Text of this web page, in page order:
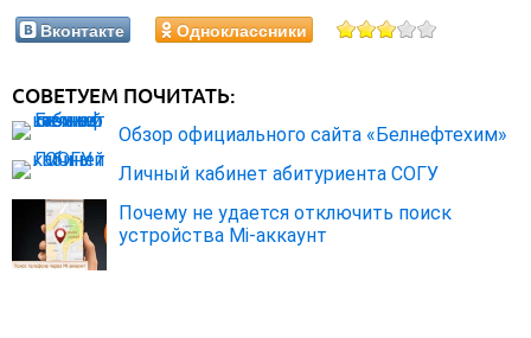
Вконтакте Одноклассники
СОВЕТУЕМ ПОЧИТАТЬ:
Обзор официального сайта «Белнефтехим»
Личный кабинет абитуриента СОГУ
Почему не удается отключить поиск
устройства Mi-аккаунт